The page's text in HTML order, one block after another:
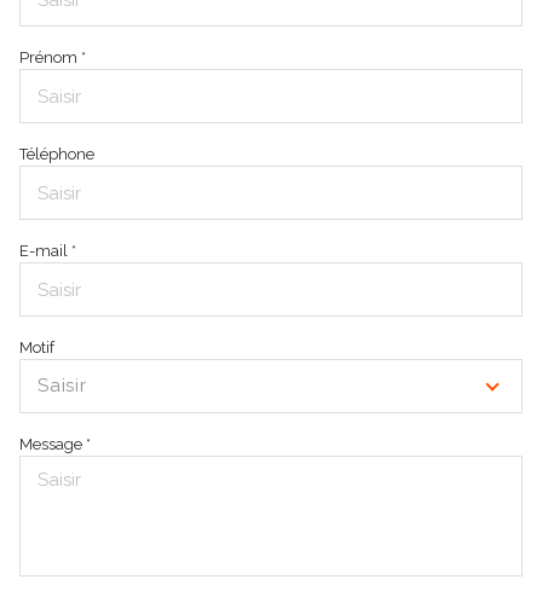
Prénom *
Téléphone
E-mail *
Motif
Saisir
Message *